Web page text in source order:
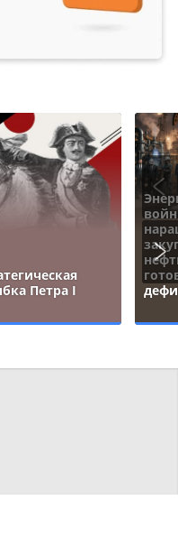
Петра I